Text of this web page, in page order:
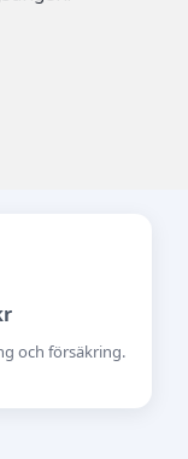
och försäkring.